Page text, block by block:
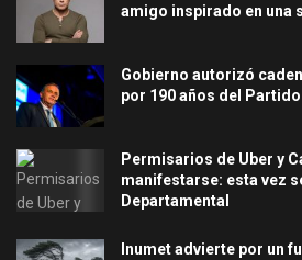
amigo inspirado en una
Gobierno autorizó
por 190 años del Partido
Permisarios de Uber y
manifestarse: esta vez
Departamental
Inumet advierte por un